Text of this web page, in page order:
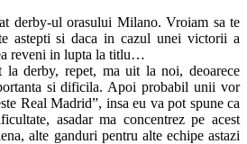
derby-ul orasului Milano. Vroiam sa te
astepti si daca in cazul unei victorii a
reveni in lupta la titlu…
la derby, repet, ma uit la noi, deoarece
si dificila. Apoi probabil unii vor
Real Madrid”, insa eu va pot spune ca
asadar ma concentrez pe acest
alte ganduri pentru alte echipe astazi